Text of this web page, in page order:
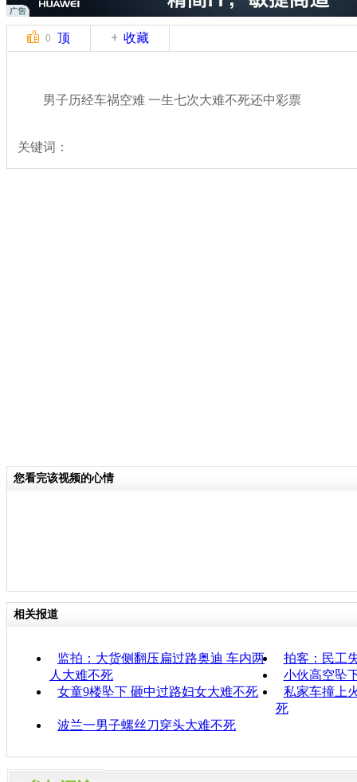
0 顶 收藏
男子历经车祸空难 一生七次大难不死还中彩票
关键词：
您看完该视频的心情
相关报道
监拍：大货侧翻压扁过路奥迪 车内两
人大难不死
拍客：民工
小伙高空坠
女童9楼坠下 砸中过路妇女大难不死
私家车撞上
死
波兰一男子螺丝刀穿头大难不死